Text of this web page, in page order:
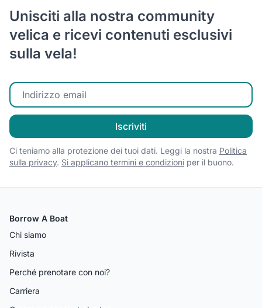
Unisciti alla nostra community
velica e ricevi contenuti esclusivi
sulla vela!
Inserisci la tua email
Iscriviti
Ci teniamo alla protezione dei tuoi dati. Leggi la nostra Politica
sulla privacy. Si applicano termini e condizioni per il buono.
Borrow A Boat
Chi siamo
Rivista
Perché prenotare con noi?
Carriera